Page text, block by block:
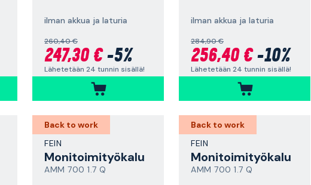
ilman akkua ja laturia
260,40 €
247,30 €-5%
Lähetetään 24 tunnin sisällä!
ilman akkua ja laturia
284,90 €
256,40 €-10%
Lähetetään 24 tunnin sisällä!
Back to work
FEIN
Monitoimityökalu
AMM 700 1.7 Q
Back to work
FEIN
Monitoimityökalu
AMM 700 1.7 Q